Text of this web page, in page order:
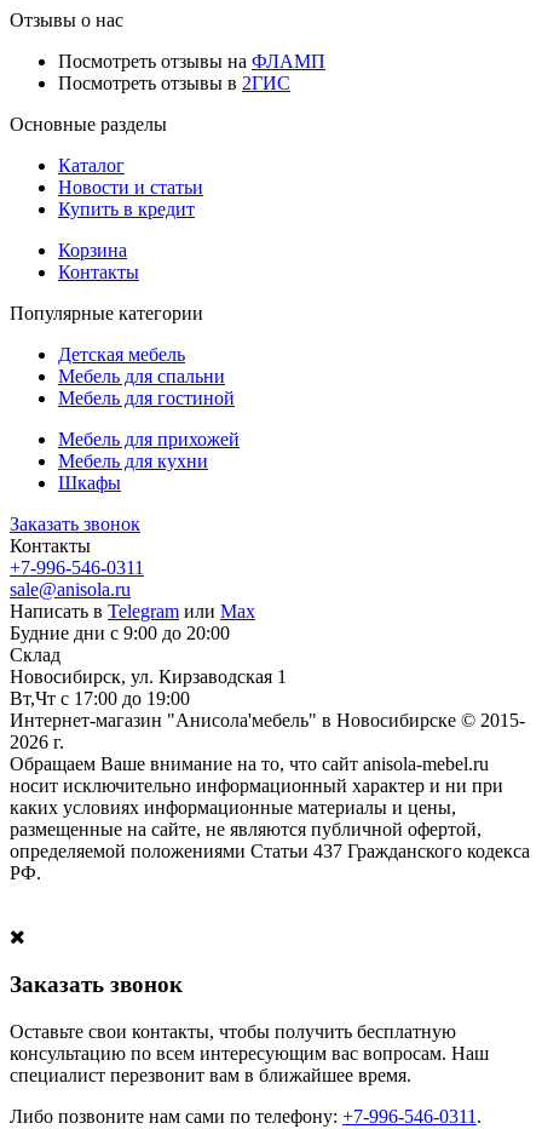
Отзывы о нас
Посмотреть отзывы на ФЛАМП
Посмотреть отзывы в 2ГИС
Основные разделы
Каталог
Новости и статьи
Купить в кредит
Корзина
Контакты
Популярные категории
Детская мебель
Мебель для спальни
Мебель для гостиной
Мебель для прихожей
Мебель для кухни
Шкафы
Заказать звонок
Контакты
+7-996-546-0311
sale@anisola.ru
Написать в Telegram или Max
Будние дни с 9:00 до 20:00
Склад
Новосибирск, ул. Кирзаводская 1
Вт,Чт с 17:00 до 19:00
Интернет-магазин "Анисола'мебель" в Новосибирске © 2015-
2026 г.
Обращаем Ваше внимание на то, что сайт anisola-mebel.ru
носит исключительно информационный характер и ни при
каких условиях информационные материалы и цены,
размещенные на сайте, не являются публичной офертой,
определяемой положениями Статьи 437 Гражданского кодекса
РФ.
Заказать звонок
Оставьте свои контакты, чтобы получить бесплатную
консультацию по всем интересующим вас вопросам. Наш
специалист перезвонит вам в ближайшее время.
Либо позвоните нам сами по телефону: +7-996-546-0311 .